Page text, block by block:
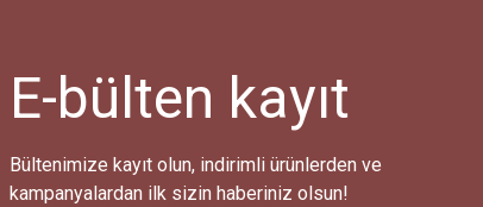
E-bülten kayıt
Bültenimize kayıt olun, indirimli ürünlerden ve
kampanyalardan ilk sizin haberiniz olsun!